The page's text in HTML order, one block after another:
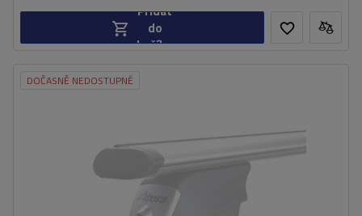
Přidat
do
košíku
DOČASNĚ NEDOSTUPNÉ